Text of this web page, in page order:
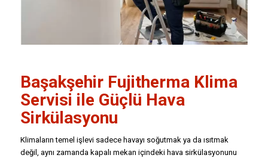
Başakşehir Fujitherma Klima
Servisi ile Güçlü Hava
Sirkülasyonu
Klimaların temel işlevi sadece havayı soğutmak ya da ısıtmak
değil, aynı zamanda kapalı mekan içindeki hava sirkülasyonunu